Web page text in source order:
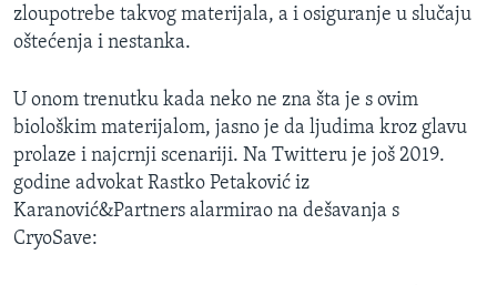
zloupotrebe takvog materijala, a i osiguranje u slučaju
oštećenja i nestanka.
U onom trenutku kada neko ne zna šta je s ovim
biološkim materijalom, jasno je da ljudima kroz glavu
prolaze i najcrnji scenariji. Na Twitteru je još 2019.
godine advokat Rastko Petaković iz
Karanović&Partners alarmirao na dešavanja s
CryoSave: